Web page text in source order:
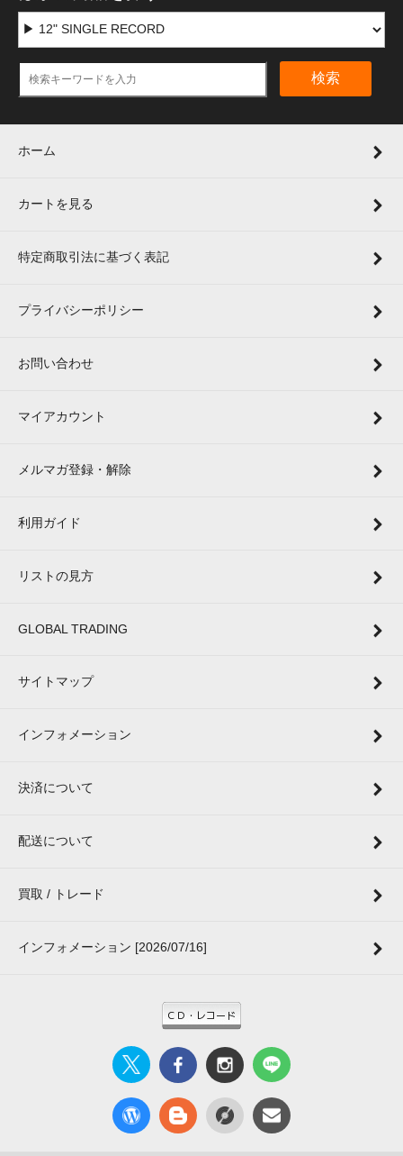
検索
ホーム
カートを見る
特定商取引法に基づく表記
プライバシーポリシー
お問い合わせ
マイアカウント
メルマガ登録・解除
利用ガイド
リストの見方
GLOBAL TRADING
サイトマップ
インフォメーション
決済について
配送について
買取 / トレード
インフォメーション [2026/07/16]